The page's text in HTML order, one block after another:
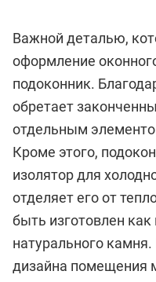
Важной деталью,
оформление
подоконник.
обретает
отдельным
Кроме этого,
изолятор для
отделяет его от
быть изготовлен как
натурального
дизайна помещения